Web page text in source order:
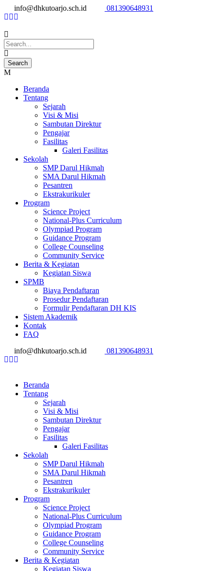
info@dhkutoarjo.sch.id 081390648931
Beranda
Tentang
Sejarah
Visi & Misi
Sambutan Direktur
Pengajar
Fasilitas
Galeri Fasilitas
Sekolah
SMP Darul Hikmah
SMA Darul Hikmah
Pesantren
Ekstrakurikuler
Program
Science Project
National-Plus Curriculum
Olympiad Program
Guidance Program
College Counseling
Community Service
Berita & Kegiatan
Kegiatan Siswa
SPMB
Biaya Pendaftaran
Prosedur Pendaftaran
Formulir Pendaftaran DH KIS
Sistem Akademik
Kontak
FAQ
info@dhkutoarjo.sch.id
081390648931
Beranda
Tentang
Sejarah
Visi & Misi
Sambutan Direktur
Pengajar
Fasilitas
Galeri Fasilitas
Sekolah
SMP Darul Hikmah
SMA Darul Hikmah
Pesantren
Ekstrakurikuler
Program
Science Project
National-Plus Curriculum
Olympiad Program
Guidance Program
College Counseling
Community Service
Berita & Kegiatan
Kegiatan Siswa